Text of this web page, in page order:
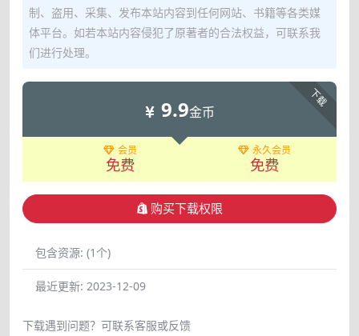
制、盗用、采集、发布本站内容到任何网站、书籍等各类媒
体平台。如若本站内容侵犯了原著者的合法权益，可联系我
们进行处理。
下载
9.9金币
会员
免费
永久会员
免费
购买下载权限
包含资源: (1个)
最近更新: 2023-12-09
下载遇到问题？可联系客服或反馈